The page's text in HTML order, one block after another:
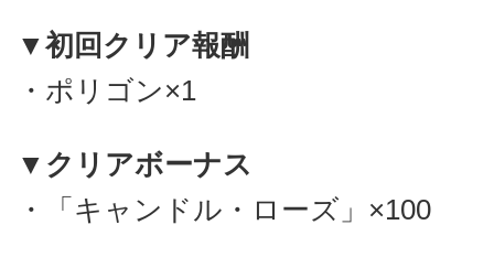
▼初回クリア報酬
・ポリゴン×1
▼クリアボーナス
・「キャンドル・ローズ」×100